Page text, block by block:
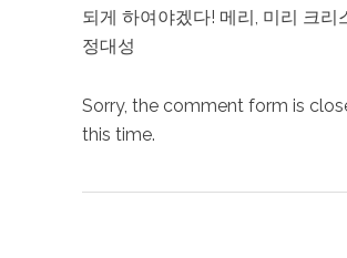
되게 하여야겠다! 메리, 미리 크리
정대성
Sorry, the comment form is
this time.